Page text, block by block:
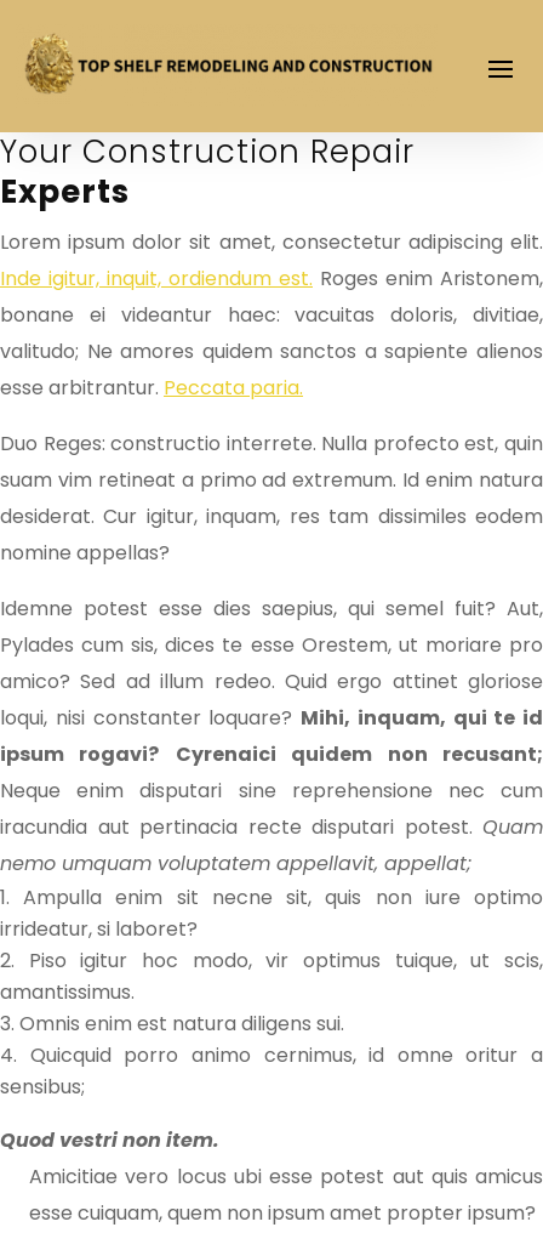
Your Construction Repair
Experts
Lorem ipsum dolor sit amet, consectetur adipiscing elit.
Inde igitur, inquit, ordiendum est. Roges enim Aristonem,
bonane ei videantur haec: vacuitas doloris, divitiae,
valitudo; Ne amores quidem sanctos a sapiente alienos
esse arbitrantur. Peccata paria.
Duo Reges: constructio interrete. Nulla profecto est, quin
suam vim retineat a primo ad extremum. Id enim natura
desiderat. Cur igitur, inquam, res tam dissimiles eodem
nomine appellas?
Idemne potest esse dies saepius, qui semel fuit? Aut,
Pylades cum sis, dices te esse Orestem, ut moriare pro
amico? Sed ad illum redeo. Quid ergo attinet gloriose
loqui, nisi constanter loquare? Mihi, inquam, qui te id
ipsum rogavi?
Cyrenaici quidem non recusant;
Neque enim disputari sine reprehensione nec cum
iracundia aut pertinacia recte disputari potest. Quam
nemo umquam voluptatem appellavit, appellat;
Ampulla enim sit necne sit, quis non iure optimo
irrideatur, si laboret?
Piso igitur hoc modo, vir optimus tuique, ut scis,
amantissimus.
Omnis enim est natura diligens sui.
Quicquid porro animo cernimus, id omne oritur a
sensibus;
Quod vestri non item.
Amicitiae vero locus ubi esse potest aut quis amicus
esse cuiquam, quem non ipsum amet propter ipsum?